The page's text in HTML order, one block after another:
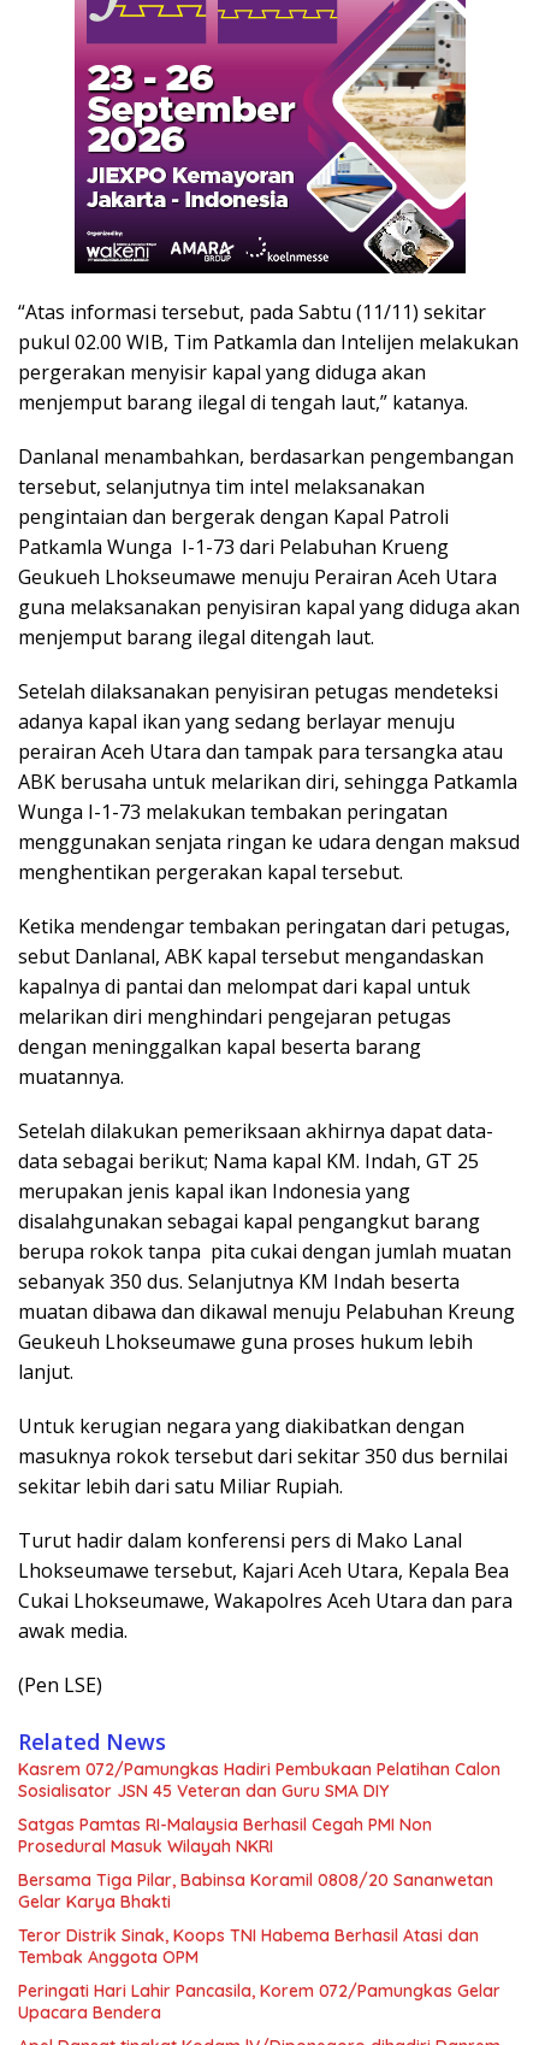
“Atas informasi tersebut, pada Sabtu (11/11) sekitar
pukul 02.00 WIB, Tim Patkamla dan Intelijen melakukan
pergerakan menyisir kapal yang diduga akan
menjemput barang ilegal di tengah laut,” katanya.
Danlanal menambahkan, berdasarkan pengembangan
tersebut, selanjutnya tim intel melaksanakan
pengintaian dan bergerak dengan Kapal Patroli
Patkamla Wunga I-1-73 dari Pelabuhan Krueng
Geukueh Lhokseumawe menuju Perairan Aceh Utara
guna melaksanakan penyisiran kapal yang diduga akan
menjemput barang ilegal ditengah laut.
Setelah dilaksanakan penyisiran petugas mendeteksi
adanya kapal ikan yang sedang berlayar menuju
perairan Aceh Utara dan tampak para tersangka atau
ABK berusaha untuk melarikan diri, sehingga Patkamla
Wunga I-1-73 melakukan tembakan peringatan
menggunakan senjata ringan ke udara dengan maksud
menghentikan pergerakan kapal tersebut.
Ketika mendengar tembakan peringatan dari petugas,
sebut Danlanal, ABK kapal tersebut mengandaskan
kapalnya di pantai dan melompat dari kapal untuk
melarikan diri menghindari pengejaran petugas
dengan meninggalkan kapal beserta barang
muatannya.
Setelah dilakukan pemeriksaan akhirnya dapat data-
data sebagai berikut; Nama kapal KM. Indah, GT 25
merupakan jenis kapal ikan Indonesia yang
disalahgunakan sebagai kapal pengangkut barang
berupa rokok tanpa pita cukai dengan jumlah muatan
sebanyak 350 dus. Selanjutnya KM Indah beserta
muatan dibawa dan dikawal menuju Pelabuhan Kreung
Geukeuh Lhokseumawe guna proses hukum lebih
lanjut.
Untuk kerugian negara yang diakibatkan dengan
masuknya rokok tersebut dari sekitar 350 dus bernilai
sekitar lebih dari satu Miliar Rupiah.
Turut hadir dalam konferensi pers di Mako Lanal
Lhokseumawe tersebut, Kajari Aceh Utara, Kepala Bea
Cukai Lhokseumawe, Wakapolres Aceh Utara dan para
awak media.
(Pen LSE)
Related News
Kasrem 072/Pamungkas Hadiri Pembukaan Pelatihan Calon
Sosialisator JSN 45 Veteran dan Guru SMA DIY
Satgas Pamtas RI-Malaysia Berhasil Cegah PMI Non
Prosedural Masuk Wilayah NKRI
Bersama Tiga Pilar, Babinsa Koramil 0808/20 Sananwetan
Gelar Karya Bhakti
Teror Distrik Sinak, Koops TNI Habema Berhasil Atasi dan
Tembak Anggota OPM
Peringati Hari Lahir Pancasila, Korem 072/Pamungkas Gelar
Upacara Bendera